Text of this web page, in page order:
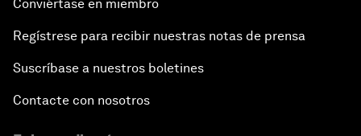
Conviértase en miembro
Regístrese para recibir nuestras notas de prensa
Suscríbase a nuestros boletines
Contacte con nosotros